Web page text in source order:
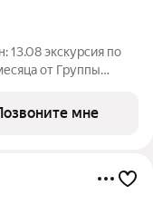
13.08 экскурсия по
от Группы
мне